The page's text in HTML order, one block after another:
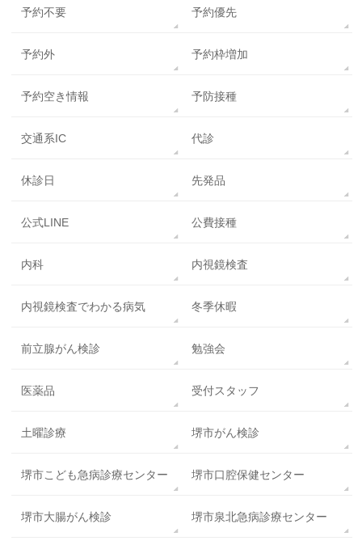
予約不要 予約優先
予約外 予約枠増加
予約空き情報 予防接種
交通系IC 代診
休診日 先発品
公式LINE 公費接種
内科 内視鏡検査
内視鏡検査でわかる病気 冬季休暇
前立腺がん検診 勉強会
医薬品 受付スタッフ
土曜診療 堺市がん検診
堺市こども急病診療センター 堺市口腔保健センター
堺市大腸がん検診 堺市泉北急病診療センター